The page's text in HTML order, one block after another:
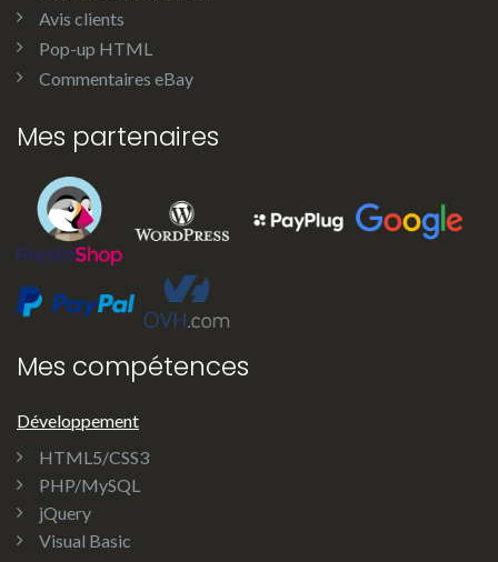
Avis clients
Pop-up HTML
Commentaires eBay
Mes partenaires
Mes compétences
Développement
HTML5/CSS3
PHP/MySQL
jQuery
Visual Basic